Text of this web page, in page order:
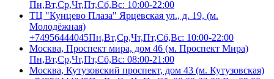
Пн,Вт,Ср,Чт,Пт,Сб,Вс: 10:00-22:00
ТЦ "Кунцево Плаза" Ярцевская ул., д. 19, (м.
Молодёжная)
+74956444045Пн,Вт,Ср,Чт,Пт,Сб,Вс: 10:00-22:00
Москва, Проспект мира, дом 46 (м. Проспект Мира)
Пн,Вт,Ср,Чт,Пт,Сб,Вс: 08:00-21:00
Москва, Кутузовский проспект, дом 43 (м. Кутузовская)